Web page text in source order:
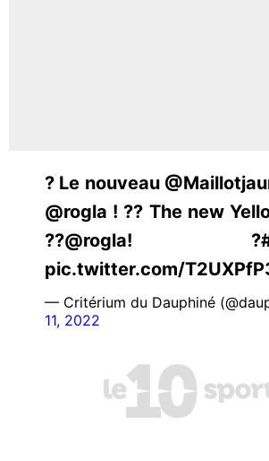
? Le nouveau
@rogla ! ?? The new
??@rogla!
pic.twitter.com/
— Critérium du Dauphiné
11, 2022